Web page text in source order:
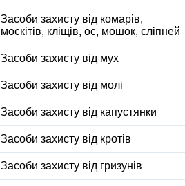
Засоби захисту від комарів,
москітів, кліщів, ос, мошок, сліпней
Засоби захисту від мух
Засоби захисту від молі
Засоби захисту від капустянки
Засоби захисту від кротів
Засоби захисту від гризунів